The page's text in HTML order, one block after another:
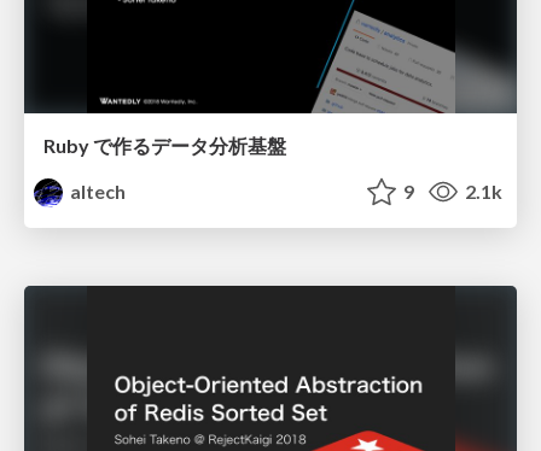
Ruby で作るデータ分析基盤
altech
9 2.1k